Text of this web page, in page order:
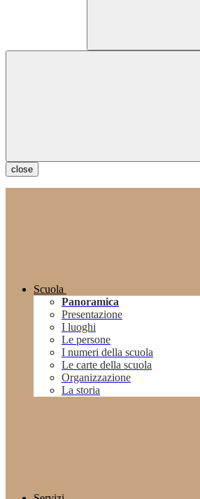
close
Scuola
Panoramica
Presentazione
I luoghi
Le persone
I numeri della scuola
Le carte della scuola
Organizzazione
La storia